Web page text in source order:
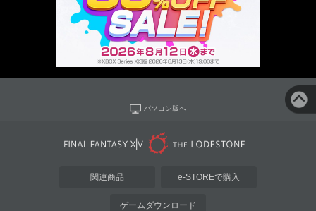
パソコン版へ
関連商品 e-STOREで購入
ゲームダウンロード